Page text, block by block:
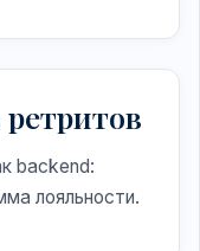
ретритов
backend:
лояльности.